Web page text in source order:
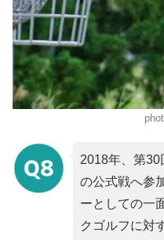
2018年、第30
の公式戦へ参
ーとしての一
クゴルフに対